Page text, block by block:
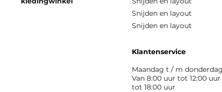
Snijden en layout
Snijden en layout
Klantenservice
Maandag t / m
Van 8:00 uur tot 12:00
tot 18:00 uur